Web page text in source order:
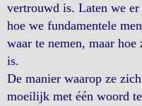
vertrouwd is. Laten we
hoe we fundamentele
waar te nemen, maar
is.
De manier waarop ze
moeilijk met één woord